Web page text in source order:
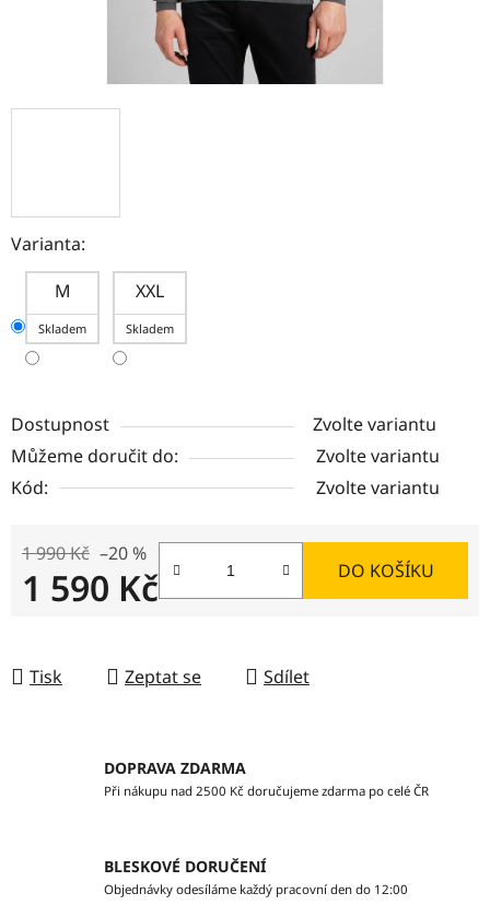
Varianta:
M
Skladem
XXL
Skladem
Dostupnost
Zvolte variantu
Můžeme doručit do:
Zvolte variantu
Kód:
Zvolte variantu
1 990 Kč –20 %
1 590 Kč DO KOŠÍKU
Tisk Zeptat se Sdílet
DOPRAVA ZDARMA
Při nákupu nad 2500 Kč doručujeme zdarma po celé ČR
BLESKOVÉ DORUČENÍ
Objednávky odesíláme každý pracovní den do 12:00